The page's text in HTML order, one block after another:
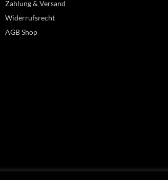
Zahlung & Versand
Widerrufsrecht
AGB Shop